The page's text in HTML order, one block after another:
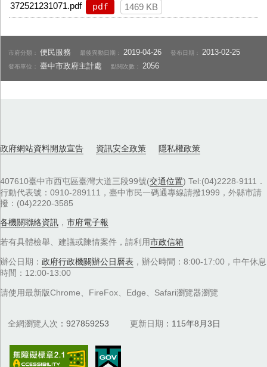
372521231071.pdf pdf 1469 KB
市府分類：便民服務 最後異動日期： 2019-04-26 發布日期： 2013-02-25
發布單位：臺中市政府主計處 點閱次數： 2056
政府網站資料開放宣告 資訊安全政策 隱私權政策
407610臺中市西屯區臺灣大道三段99號(交通位置) Tel:(04)2228-9111．
行動代表號：0910-289111，臺中市民一碼通專線請撥1999，外縣市請
撥：(04)2220-3585
各機關聯絡資訊 ， 市府電子報
若有具體檢舉、建議或陳情案件，請利用市政信箱
辦公日期： 政府行政機關辦公日曆表 ，辦公時間：8:00-17:00，中午休息
時間：12:00-13:00
請使用最新版Chrome、FireFox、Edge、Safari瀏覽器瀏覽
全網瀏覽人次 927859253 更新日期 115年8月3日